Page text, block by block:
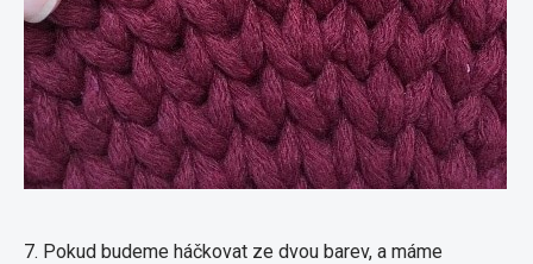
7. Pokud budeme háčkovat ze dvou barev, a máme